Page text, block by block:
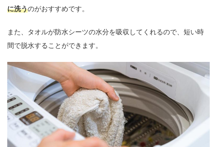
に洗うのがおすすめです。
また、タオルが防水シーツの水分を吸収してくれるので、短い時
間で脱水することができます。